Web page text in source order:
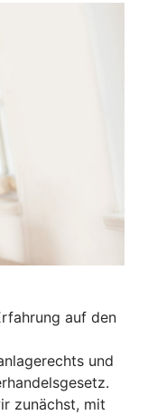
auf den
und
zunächst, mit